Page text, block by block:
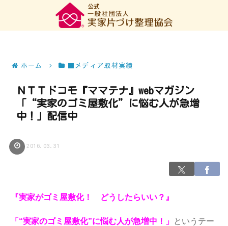
ホーム ■メディア取材実績
ＮＴＴドコモ『ママテナ』webマガジン
「“実家のゴミ屋敷化”に悩む人が急増
中！」配信中
2016.03.31
『実家がゴミ屋敷化！ どうしたらいい？』
「“実家のゴミ屋敷化”に悩む人が急増中！」
というテー